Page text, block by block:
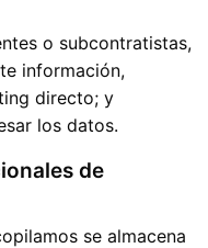
o subcontratistas,
información,
directo; y
los datos.
de
se almacena